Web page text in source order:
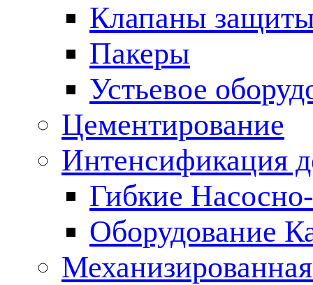
Клапаны
Пакеры
Устьевое
Цементирование
Интенсификация
Гибкие
Оборудование